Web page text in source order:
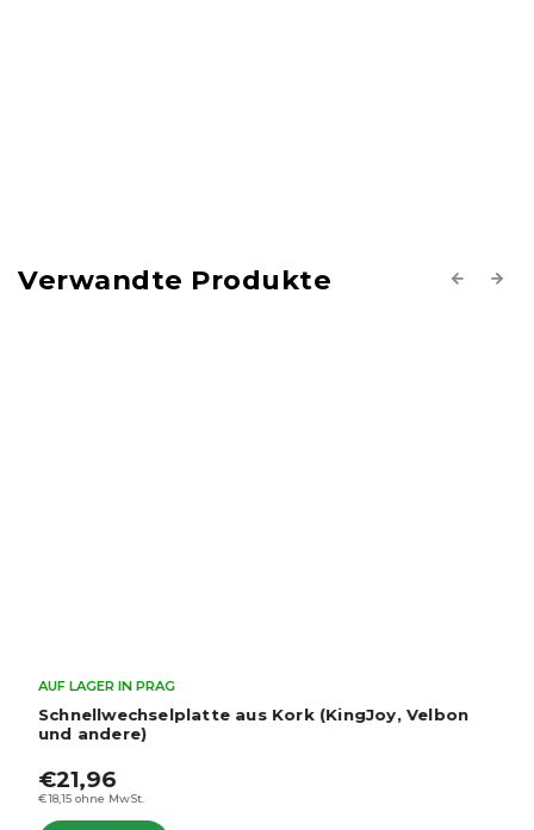
Verwandte Produkte Previous
LENSBOT GENR-II - Videostativ mit Fluidkopf
Výška 170cm, nosnost až 10kg
AUF LAGER IN PRAG
€79,01 ohne MwSt.
–20 % €119,60
€95,60
Next